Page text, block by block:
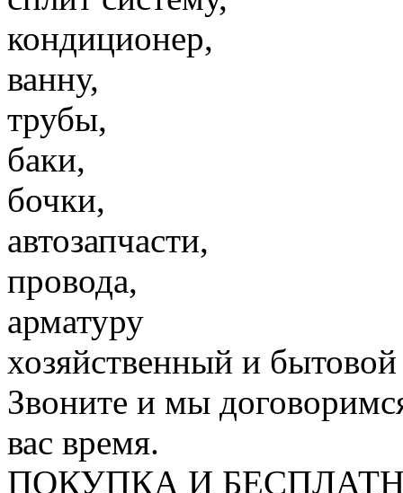
кондиционер,
ванну,
трубы,
баки,
бочки,
автозапчасти,
провода,
арматуру
хозяйственный и
Звоните и мы
вас время.
ПОКУПКА И